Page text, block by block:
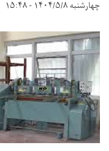
چهارشنبه ۱۴۰۴/۵/۸ - ۱۵:۴۸